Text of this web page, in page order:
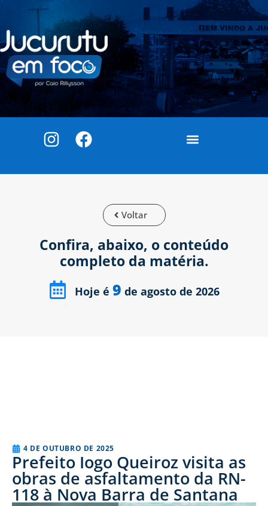
Voltar
Confira, abaixo, o conteúdo
completo da matéria.
Hoje é 9 de agosto de 2026
4 DE OUTUBRO DE 2025
Prefeito Iogo Queiroz visita as
obras de asfaltamento da RN-
118 à Nova Barra de Santana